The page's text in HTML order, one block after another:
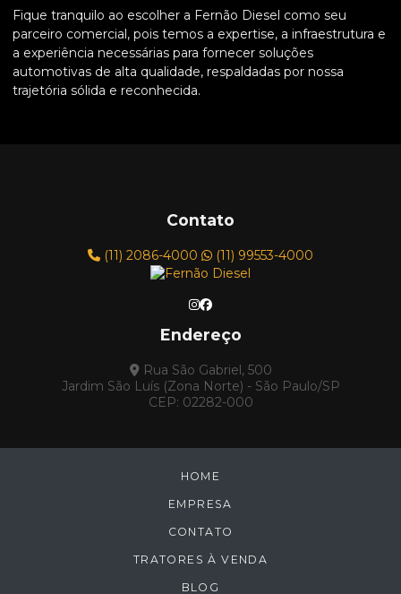
Fique tranquilo ao escolher a Fernão Diesel como seu
parceiro comercial, pois temos a expertise, a infraestrutura e
a experiência necessárias para fornecer soluções
automotivas de alta qualidade, respaldadas por nossa
trajetória sólida e reconhecida.
Contato
(11) 2086-4000 (11) 99553-4000
Endereço
Rua São Gabriel, 500
Jardim São Luís (Zona Norte) - São Paulo/SP
CEP: 02282-000
HOME
EMPRESA
CONTATO
TRATORES À VENDA
BLOG